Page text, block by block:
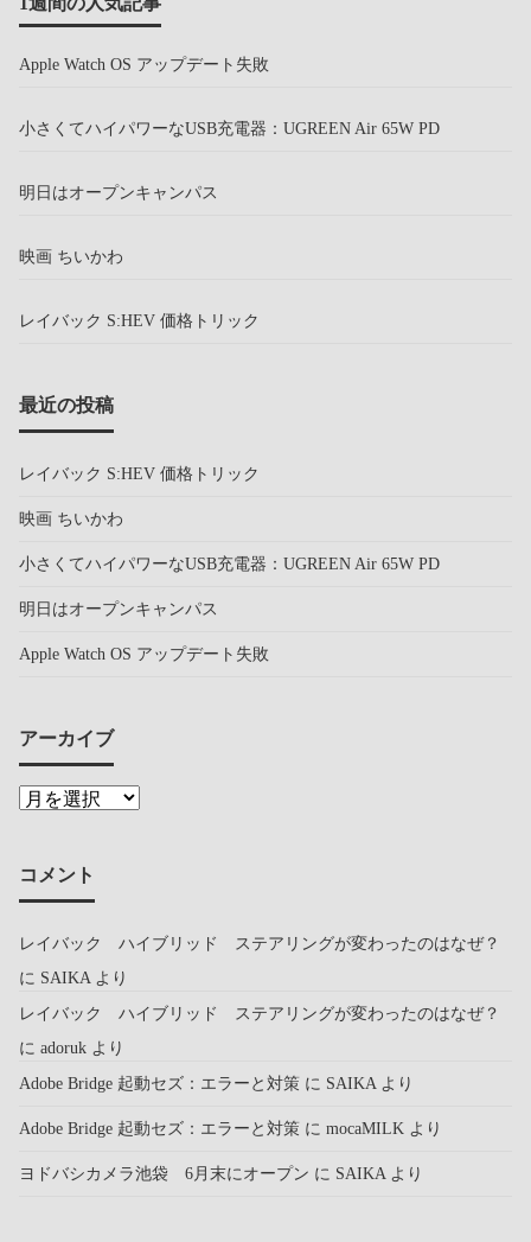
Apple Watch OS アップデート失敗
小さくてハイパワーなUSB充電器：UGREEN Air 65W PD
明日はオープンキャンパス
映画 ちいかわ
レイバック S:HEV 価格トリック
最近の投稿
レイバック S:HEV 価格トリック
映画 ちいかわ
小さくてハイパワーなUSB充電器：UGREEN Air 65W PD
明日はオープンキャンパス
Apple Watch OS アップデート失敗
アーカイブ
コメント
レイバック ハイブリッド ステアリングが変わったのはなぜ？
に SAIKA より
レイバック ハイブリッド ステアリングが変わったのはなぜ？
に adoruk より
Adobe Bridge 起動セズ：エラーと対策 に SAIKA より
Adobe Bridge 起動セズ：エラーと対策 に mocaMILK より
ヨドバシカメラ池袋 6月末にオープン に SAIKA より